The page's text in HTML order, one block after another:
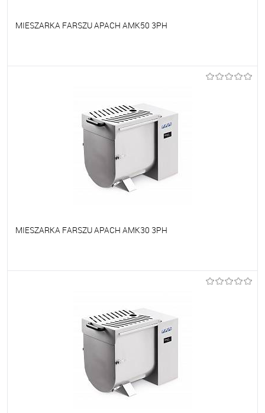
MIESZARKA FARSZU APACH AMK50 3PH
MIESZARKA FARSZU APACH AMK30 3PH